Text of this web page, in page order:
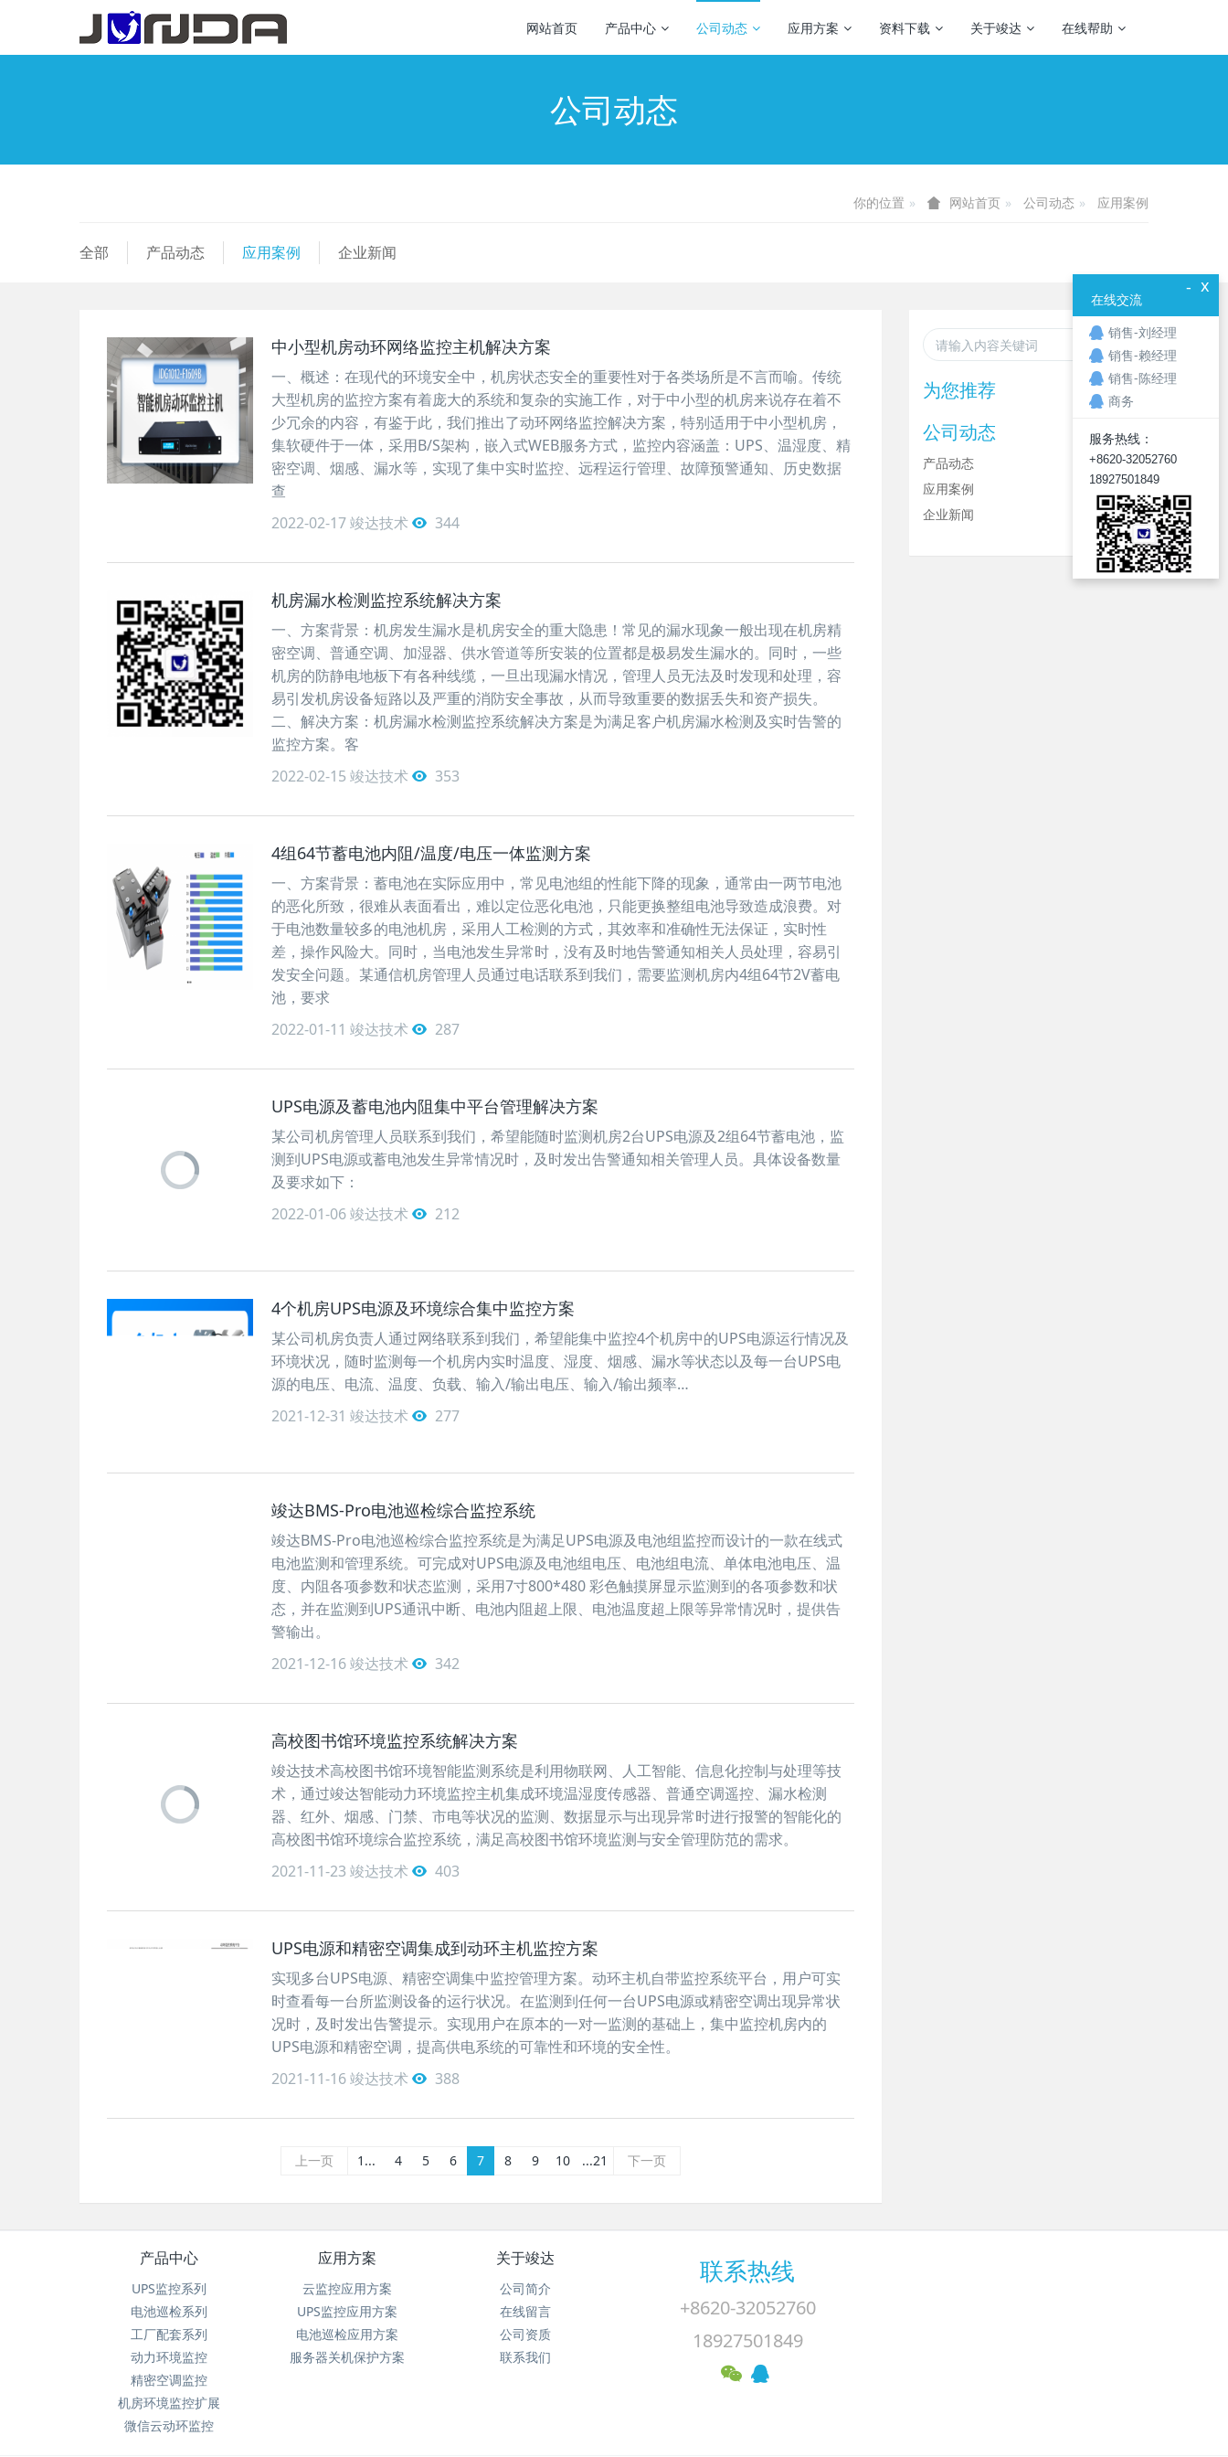
网站首页 产品中心 公司动态 应用方案 资料下载 关于竣达 在线帮助
公司动态
你的位置 网站首页 公司动态 应用案例
全部 产品动态 应用案例 企业新闻
中小型机房动环网络监控主机解决方案
一、概述：在现代的环境安全中，机房状态安全的重要性对于各类场所是不言而喻。传统
大型机房的监控方案有着庞大的系统和复杂的实施工作，对于中小型的机房来说存在着不
少冗余的内容，有鉴于此，我们推出了动环网络监控解决方案，特别适用于中小型机房，
集软硬件于一体，采用B/S架构，嵌入式WEB服务方式，监控内容涵盖：UPS、温湿度、精
密空调、烟感、漏水等，实现了集中实时监控、远程运行管理、故障预警通知、历史数据
查
2022-02-17竣达技术 344
机房漏水检测监控系统解决方案
一、方案背景：机房发生漏水是机房安全的重大隐患！常见的漏水现象一般出现在机房精
密空调、普通空调、加湿器、供水管道等所安装的位置都是极易发生漏水的。同时，一些
机房的防静电地板下有各种线缆，一旦出现漏水情况，管理人员无法及时发现和处理，容
易引发机房设备短路以及严重的消防安全事故，从而导致重要的数据丢失和资产损失。
二、解决方案：机房漏水检测监控系统解决方案是为满足客户机房漏水检测及实时告警的
监控方案。客
2022-02-15 竣达技术 353
4组64节蓄电池内阻/温度/电压一体监测方案
一、方案背景：蓄电池在实际应用中，常见电池组的性能下降的现象，通常由一两节电池
的恶化所致，很难从表面看出，难以定位恶化电池，只能更换整组电池导致造成浪费。对
于电池数量较多的电池机房，采用人工检测的方式，其效率和准确性无法保证，实时性
差，操作风险大。同时，当电池发生异常时，没有及时地告警通知相关人员处理，容易引
发安全问题。某通信机房管理人员通过电话联系到我们，需要监测机房内4组64节2V蓄电
池，要求
2022-01-11 竣达技术 287
UPS电源及蓄电池内阻集中平台管理解决方案
某公司机房管理人员联系到我们，希望能随时监测机房2台UPS电源及2组64节蓄电池，监
测到UPS电源或蓄电池发生异常情况时，及时发出告警通知相关管理人员。具体设备数量
及要求如下：
2022-01-06竣达技术 212
4个机房UPS电源及环境综合集中监控方案
某公司机房负责人通过网络联系到我们，希望能集中监控4个机房中的UPS电源运行情况及
环境状况，随时监测每一个机房内实时温度、湿度、烟感、漏水等状态以及每一台UPS电
源的电压、电流、温度、负载、输入/输出电压、输入/输出频率…
2021-12-31 竣达技术 277
竣达BMS-Pro电池巡检综合监控系统
竣达BMS-Pro电池巡检综合监控系统是为满足UPS电源及电池组监控而设计的一款在线式
电池监测和管理系统。可完成对UPS电源及电池组电压、电池组电流、单体电池电压、温
度、内阻各项参数和状态监测，采用7寸800*480 彩色触摸屏显示监测到的各项参数和状
态，并在监测到UPS通讯中断、电池内阻超上限、电池温度超上限等异常情况时，提供告
警输出。
2021-12-16竣达技术 342
高校图书馆环境监控系统解决方案
竣达技术高校图书馆环境智能监测系统是利用物联网、人工智能、信息化控制与处理等技
术，通过竣达智能动力环境监控主机集成环境温湿度传感器、普通空调遥控、漏水检测
器、红外、烟感、门禁、市电等状况的监测、数据显示与出现异常时进行报警的智能化的
高校图书馆环境综合监控系统，满足高校图书馆环境监测与安全管理防范的需求。
2021-11-23 竣达技术 403
UPS电源和精密空调集成到动环主机监控方案
实现多台UPS电源、精密空调集中监控管理方案。动环主机自带监控系统平台，用户可实
时查看每一台所监测设备的运行状况。在监测到任何一台UPS电源或精密空调出现异常状
况时，及时发出告警提示。实现用户在原本的一对一监测的基础上，集中监控机房内的
UPS电源和精密空调，提高供电系统的可靠性和环境的安全性。
2021-11-16竣达技术 388
上一页 1... 4 5 6 7 8 9 10 ...21 下一页
为您推荐
公司动态
产品动态
应用案例
企业新闻
产品中心
UPS监控系列
电池巡检系列
工厂配套系列
动力环境监控
精密空调监控
机房环境监控扩展
微信云动环监控
应用方案
云监控应用方案
UPS监控应用方案
电池巡检应用方案
服务器关机保护方案
关于竣达
公司简介
在线留言
公司资质
联系我们
联系热线
+8620-32052760
18927501849
x
-
在线交流
销售-刘经理
销售-赖经理
销售-陈经理
商务
服务热线：
+8620-32052760
18927501849